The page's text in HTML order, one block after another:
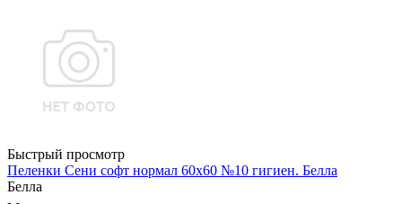
Быстрый просмотр
Пеленки Сени софт нормал 60х60 №10 гигиен. Белла
Белла